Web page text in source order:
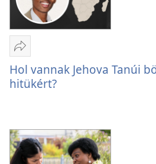
Megosztás
Hol
vannak
a
hitükért?
Hol vannak Jehova Tanúi
hitükért?